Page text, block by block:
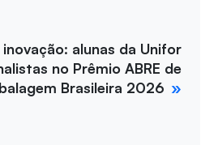
alunas da Unifor
no Prêmio ABRE de
Brasileira 2026